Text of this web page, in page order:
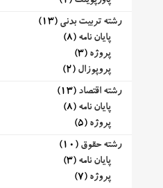
رشته تربیت بدنی (13)
پایان نامه (8)
پروژه (3)
پروپوزال (2)
رشته اقتصاد (13)
پایان نامه (8)
پروژه (5)
رشته حقوق (10)
پایان نامه (3)
پروژه (7)